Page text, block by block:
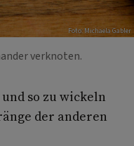
Foto: Michaela Gabler
verknoten.
so zu wickeln
der anderen